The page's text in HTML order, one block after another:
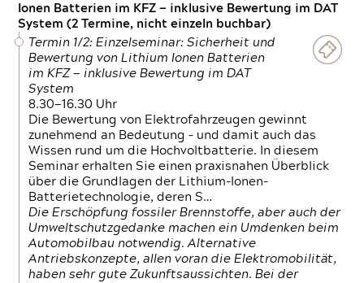
Ionen Batterien im KFZ — inklusive Bewertung im DAT
System (2 Termine, nicht einzeln buchbar)
Termin 1/2: Einzelseminar: Sicherheit und
Bewertung von Lithium Ionen Batterien
im KFZ — inklusive Bewertung im DAT
System
8.30—16.30 Uhr
Die Bewertung von Elektrofahrzeugen gewinnt
zunehmend an Bedeutung – und damit auch das
Wissen rund um die Hochvoltbatterie. In diesem
Seminar erhalten Sie einen praxisnahen Überblick
über die Grundlagen der Lithium-Ionen-
Batterietechnologie, deren S…
Die Erschöpfung fossiler Brennstoffe, aber auch der
Umweltschutzgedanke machen ein Umdenken beim
Automobilbau notwendig. Alternative
Antriebskonzepte, allen voran die Elektromobilität,
haben sehr gute Zukunftsaussichten. Bei der